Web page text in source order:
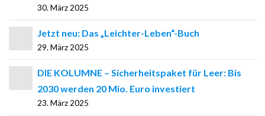
30. März 2025
Jetzt neu: Das „Leichter-Leben“-Buch
29. März 2025
DIE KOLUMNE – Sicherheitspaket für Leer: Bis
2030 werden 20 Mio. Euro investiert
23. März 2025